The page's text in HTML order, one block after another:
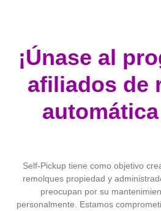
¡Únase al
afiliados de
Self-Pickup tiene como objetivo
remolques propiedad y
preocupan por su
personalmente. Estamos